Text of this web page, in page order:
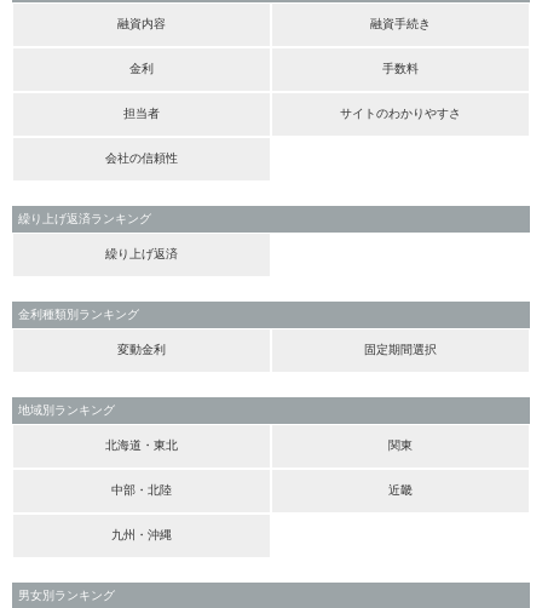
融資内容 融資手続き
金利 手数料
担当者 サイトのわかりやすさ
会社の信頼性
繰り上げ返済ランキング
繰り上げ返済
金利種類別ランキング
変動金利 固定期間選択
地域別ランキング
北海道・東北 関東
中部・北陸 近畿
九州・沖縄
男女別ランキング